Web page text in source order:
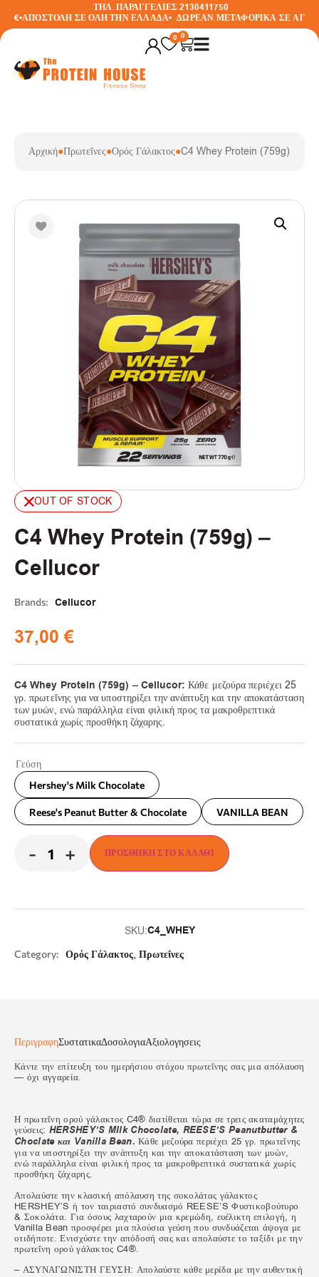
ΤΗΛ. ΠΑΡΑΓΓΕΛΙΕΣ 2130411750
•ΑΠΟΣΤΟΛΗ ΣΕ ΟΛΗ ΤΗΝ ΕΛΛΑΔΑ• ΔΩΡΕΑΝ ΜΕΤΑΦΟΡΙΚΑ ΣΕ
0 0
Αρχική●Πρωτεΐνες●Ορός Γάλακτος●C4 Whey Protein (759g) –
OUT OF STOCK
C4 Whey Protein (759g) –
Cellucor
Brands: Cellucor
37,00€
C4 Whey Protein (759g) – Cellucor: Κάθε μεζούρα περιέχει 25
γρ. πρωτεΐνης για να υποστηρίξει την ανάπτυξη και την αποκατάσταση
των μυών, ενώ παράλληλα είναι φιλική προς τα μακροθρεπτικά
συστατικά χωρίς προσθήκη ζάχαρης.
Γεύση
Hershey's Milk Chocolate
Reese's Peanut Butter & Chocolate VANILLA BEAN
- + ΠΡΟΣΘΉΚΗ ΣΤΟ ΚΑΛΆΘΙ
SKU:C4_WHEY
Category: Ορός Γάλακτος, Πρωτεΐνες
ΠεριγραφηΣυστατικαΔοσολογιαΑξιολογησεις
Κάντε την επίτευξη του ημερήσιου στόχου πρωτεΐνης σας μια απόλαυση
— όχι αγγαρεία.
Η πρωτεΐνη ορού γάλακτος C4® διατίθεται τώρα σε τρεις ακαταμάχητες
γεύσεις: HERSHEY’S MIlk Chocolate, REESE’S Peanutbutter &
Choclate και Vanilla Bean. Κάθε μεζούρα περιέχει 25 γρ. πρωτεΐνης
για να υποστηρίξει την ανάπτυξη και την αποκατάσταση των μυών,
ενώ παράλληλα είναι φιλική προς τα μακροθρεπτικά συστατικά χωρίς
προσθήκη ζάχαρης.
Απολαύστε την κλασική απόλαυση της σοκολάτας γάλακτος
HERSHEY’S ή τον ταιριαστό συνδυασμό REESE’S Φυστικοβούτυρο
& Σοκολάτα. Για όσους λαχταρούν μια κρεμώδη, ευέλικτη επιλογή, η
Vanilla Bean προσφέρει μια πλούσια γεύση που συνδυάζεται άψογα με
οτιδήποτε. Ενισχύστε την απόδοσή σας και απολαύστε το ταξίδι με την
πρωτεΐνη ορού γάλακτος C4®.
– ΑΣΥΝΑΓΩΝΙΣΤΗ ΓΕΥΣΗ: Απολαύστε κάθε μερίδα με την αυθεντική